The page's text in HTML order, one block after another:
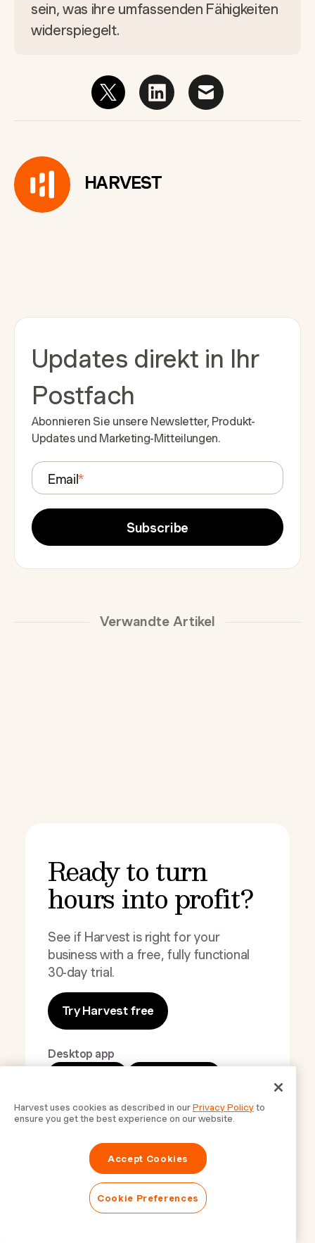
sein, was ihre umfassenden Fähigkeiten
widerspiegelt.
HARVEST
Updates direkt in Ihr
Postfach
Abonnieren Sie unsere Newsletter, Produkt-
Updates und Marketing-Mitteilungen.
Email*
Verwandte Artikel
Ready to turn
hours into profit?
See if Harvest is right for your
business with a free, fully functional
30-day trial.
Try Harvest free
Desktop app
iOS Android
Harvest uses cookies as described in ourPrivacy Policyto
ensure you get the best experience on our website.
Accept Cookies
Cookie Preferences